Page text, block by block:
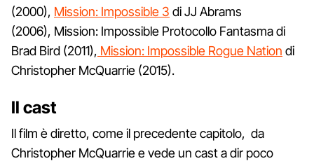
(2000), Mission: Impossible 3 di JJ Abrams
(2006), Mission: Impossible Protocollo Fantasma di
Brad Bird (2011), Mission: Impossible Rogue Nation di
Christopher McQuarrie (2015).
Il cast
Il film è diretto, come il precedente capitolo, da
Christopher McQuarrie e vede un cast a dir poco